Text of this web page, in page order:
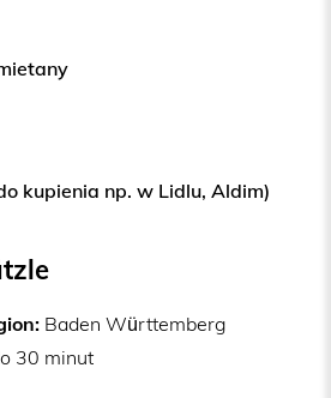
kupienia np. w Lidlu, Aldim)
Baden Württemberg
30 minut